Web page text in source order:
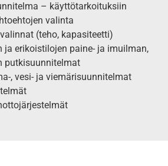
– käyttötarkoituksiin
valinta
(teho, kapasiteetti)
ja erikoistilojen paine- ja imuilman,
putkisuunnitelmat
, vesi- ja viemärisuunnitelmat